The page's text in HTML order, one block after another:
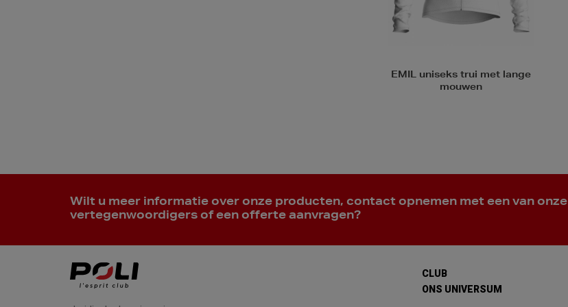
EMIL uniseks trui met lange
mouwen
Wilt u meer informatie over onze producten, contact opnemen met een van onze
vertegenwoordigers of een offerte aanvragen?
CLUB
ONS UNIVERSUM